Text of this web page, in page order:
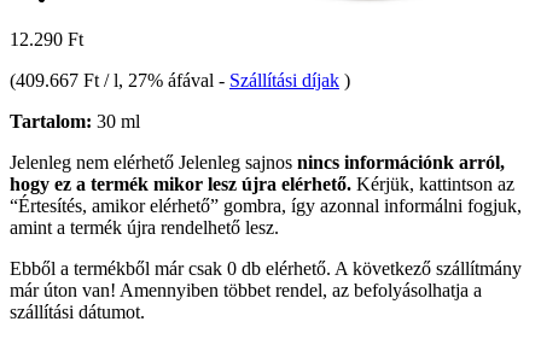
12.290 Ft
(409.667 Ft / l, 27% áfával - Szállítási díjak )
Tartalom: 30 ml
Jelenleg nem elérhető Jelenleg sajnos nincs információnk arról,
hogy ez a termék mikor lesz újra elérhető. Kérjük, kattintson az
“Értesítés, amikor elérhető” gombra, így azonnal informálni fogjuk,
amint a termék újra rendelhető lesz.
Ebből a termékből már csak 0 db elérhető. A következő szállítmány
már úton van! Amennyiben többet rendel, az befolyásolhatja a
szállítási dátumot.